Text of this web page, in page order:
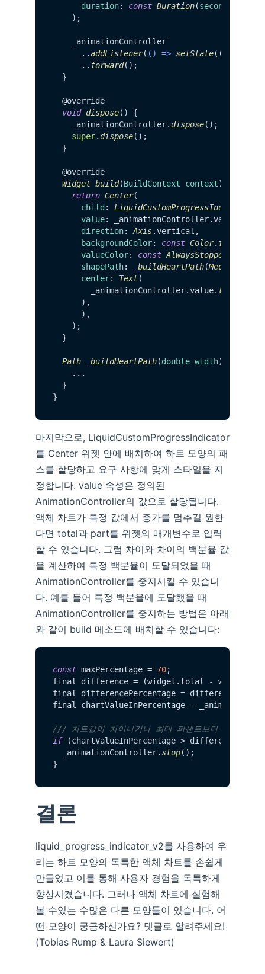
duration: const Duration(seconds
    );
    _animationController
      ..
addListener( () => setState(() {}))
      ..
forward();
  }
  @override
void dispose( ) {
    _animationController.
dispose();
super.dispose();
  }
  @override
Widget build(BuildContext context) {
return Center(
child : LiquidCustomProgressIndicator
value: _animationController.value
direction: Axis.vertical ,
backgroundColor: const Color. fromARGB
valueColor: const
shapePath: _buildHeartPath(MediaQuery
center: Text(
        _animationController.
value. toString
      ),
      ),
    );
  }
Path _buildHeartPath(double width) {
    ...
  }
마지막으로, LiquidCustomProgressIndicator
를 Center 위젯 안에 배치하여 하트 모양의 패
스를 할당하고 요구 사항에 맞게 스타일을 지
정합니다. value 속성은 정의된
AnimationController의 값으로 할당됩니다.
액체 차트가 특정 값에서 증가를 멈추길 원한
다면 total과 part를 위젯의 매개변수로 입력
할 수 있습니다. 그럼 차이와 차이의 백분율 값
을 계산하여 특정 백분율이 도달되었을 때
AnimationController를 중지시킬 수 있습니
다. 예를 들어 특정 백분율에 도달했을 때
AnimationController를 중지하는 방법은 아래
와 같이 build 메소드에 배치할 수 있습니다:
const maxPercentage = 70;
final difference = (widget. total - widget.
final differencePercentage = difference /
final chartValueInPercentage =
/// 차트값이 차이나거나 최대 퍼센트보다 클 경우
if (chartValueInPercentage >
  _animationController.
stop();
결론
liquid_progress_indicator_v2를 사용하여 우
리는 하트 모양의 독특한 액체 차트를 손쉽게
만들었고 이를 통해 사용자 경험을 독특하게
향상시켰습니다. 그러나 액체 차트에 실험해
볼 수있는 수많은 다른 모양들이 있습니다. 어
떤 모양이 궁금하신가요? 댓글로 알려주세요!
(Tobias Rump & Laura Siewert)